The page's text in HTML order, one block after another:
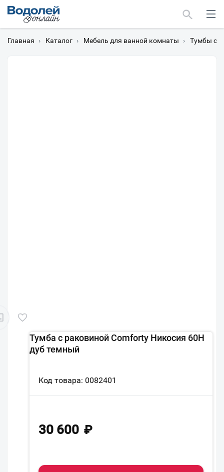
Главная › Каталог › Мебель для ванной комнаты › Тумбы с
Тумба с раковиной Comforty Никосия 60Н
дуб темный
Код товара: 0082401
30 600 ₽